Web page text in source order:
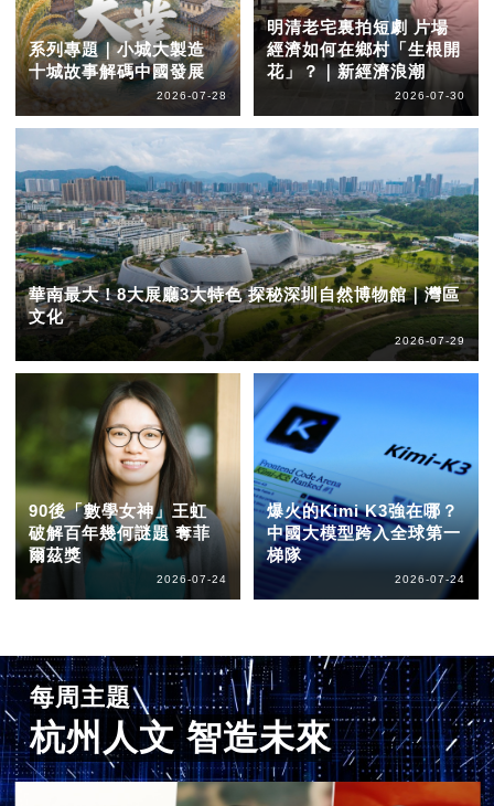
系列專題｜小城大製造
十城故事解碼中國發展
2026-07-28
明清老宅裏拍短劇 片場
經濟如何在鄉村「生根開
花」？｜新經濟浪潮
2026-07-30
華南最大！8大展廳3大特色 探秘深圳自然博物館｜灣區
文化
2026-07-29
90後「數學女神」王虹
破解百年幾何謎題 奪菲
爾茲獎
2026-07-24
爆火的Kimi K3強在哪？
中國大模型跨入全球第一
梯隊
2026-07-24
每周主題
杭州人文 智造未來